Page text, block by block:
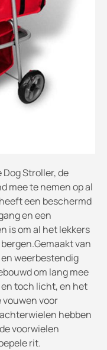
Dog Stroller, de
mee te nemen op al
een beschermd
en een
is om al het lekkers
van
weerbestendig
om lang mee
toch licht, en het
vouwen voor
hebben
voorwielen
rit.